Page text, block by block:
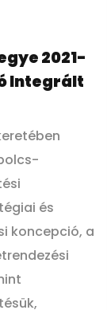
2021-
Integrált
és
koncepció, a